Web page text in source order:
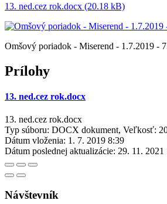
13. ned.cez rok.docx (20.18 kB)
Omšový poriadok - Miserend - 1.7.2019 -
Prílohy
13. ned.cez rok.docx
13. ned.cez rok.docx
Typ súboru: DOCX dokument, Veľkosť:
Dátum vloženia: 1. 7. 2019 8:39
Dátum poslednej aktualizácie: 29. 11. 2021
Návštevník